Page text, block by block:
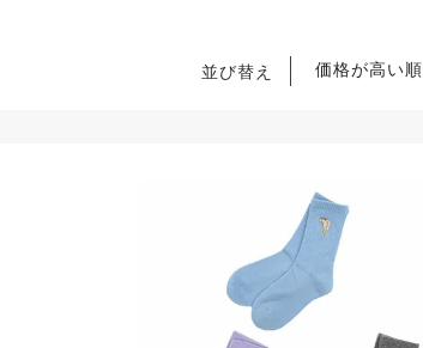
並び替え 価格が高い順